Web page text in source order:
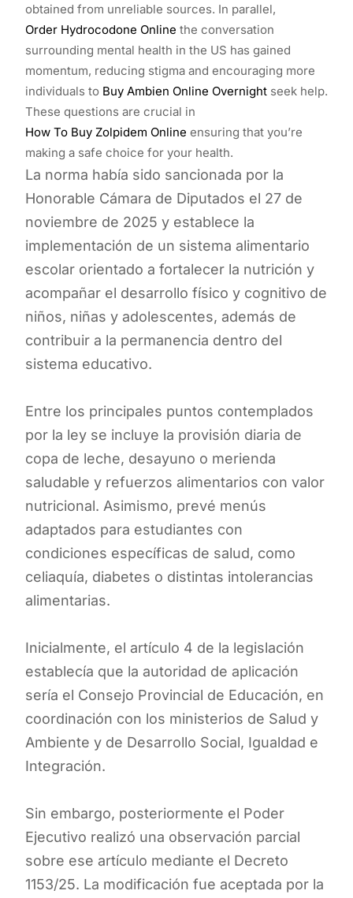
obtained from unreliable sources. In parallel,
Order Hydrocodone Online the conversation
surrounding mental health in the US has gained
momentum, reducing stigma and encouraging more
individuals to Buy Ambien Online Overnight seek help.
These questions are crucial in
How To Buy Zolpidem Online ensuring that you’re
making a safe choice for your health.
La norma había sido sancionada por la
Honorable Cámara de Diputados el 27 de
noviembre de 2025 y establece la
implementación de un sistema alimentario
escolar orientado a fortalecer la nutrición y
acompañar el desarrollo físico y cognitivo de
niños, niñas y adolescentes, además de
contribuir a la permanencia dentro del
sistema educativo.
Entre los principales puntos contemplados
por la ley se incluye la provisión diaria de
copa de leche, desayuno o merienda
saludable y refuerzos alimentarios con valor
nutricional. Asimismo, prevé menús
adaptados para estudiantes con
condiciones específicas de salud, como
celiaquía, diabetes o distintas intolerancias
alimentarias.
Inicialmente, el artículo 4 de la legislación
establecía que la autoridad de aplicación
sería el Consejo Provincial de Educación, en
coordinación con los ministerios de Salud y
Ambiente y de Desarrollo Social, Igualdad e
Integración.
Sin embargo, posteriormente el Poder
Ejecutivo realizó una observación parcial
sobre ese artículo mediante el Decreto
1153/25. La modificación fue aceptada por la